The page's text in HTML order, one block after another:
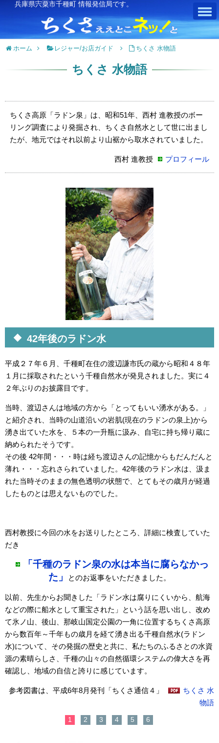
兵庫県宍粟市千種町 情報発信局です。
ホーム レジャー/お店ガイド ちくさ 水物語
ちくさ 水物語
ちくさ高原「ラドン泉」は、昭和51年、西村 進教授のボー
リング調査により発掘され、ちくさ自然水として世に出まし
たが、地元ではそれ以前より山裾から取水されていました。
西村 進教授 プロフィール
42年後のラドン水
平成２７年６月、千種町在住の渡辺謙市氏の蔵から昭和４８年
１月に採取されたという千種自然水が発見されました。実に４
２年ぶりのお披露目です。
当時、渡辺さんは地域の方から「とってもいい湧水がある。」
と紹介され、当時の山道沿いの岩肌(現在のラドンの泉上)から
湧き出ていた水を、５本の一升瓶に汲み、自宅に持ち帰り蔵に
納められたそうです。
その後 42年間・・・時は経ち渡辺さんの記憶からもだんだんと
薄れ・・・忘れさられていました。42年後のラドン水は、汲ま
れた当時そのままの無色透明の状態で、とてもその歳月が経過
したものとは思えないものでした。
西村教授に今回の水をお送りしたところ、詳細に検査していた
だき
「千種のラドン泉の水は本当に腐らなかっ
た」
とのお返事をいただきました。
以前、先生からお聞きした「ラドン水は腐りにくいから、航海
などの際に船水として重宝された」という話を思い出し、改め
て氷ノ山、後山、那岐山国定公園の一角に位置するちくさ高原
から数百年～千年もの歳月を経て湧き出る千種自然水(ラドン
水)について、その発掘の歴史と共に、私たちのふるさとの水資
源の素晴らしさ、千種の山々の自然循環システムの偉大さを再
確認し、地域の自信と誇りに感じています。
参考図書は、平成6年8月発刊「ちくさ通信４」
ちくさ 水
物語
1 2 3 4 5 6